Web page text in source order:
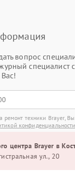
вопрос
специалист
ремонт техники Brayer, Вы
конфиденциальности
центра Brayer в
ул., 20